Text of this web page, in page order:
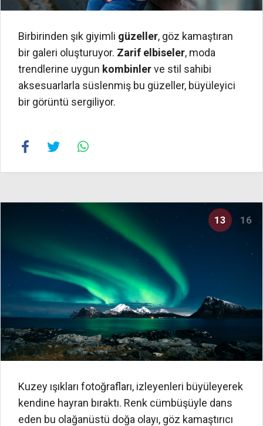
Birbirinden şık giyimli güzeller, göz kamaştıran
bir galeri oluşturuyor. Zarif elbiseler, moda
trendlerine uygun kombinlerve stil sahibi
aksesuarlarla süslenmiş bu güzeller, büyüleyici
bir görüntü sergiliyor.
13 16
Kuzey ışıkları fotoğrafları, izleyenleri büyüleyerek
kendine hayran bıraktı. Renk cümbüşüyle dans
eden bu olağanüstü doğa olayı, göz kamaştırıcı